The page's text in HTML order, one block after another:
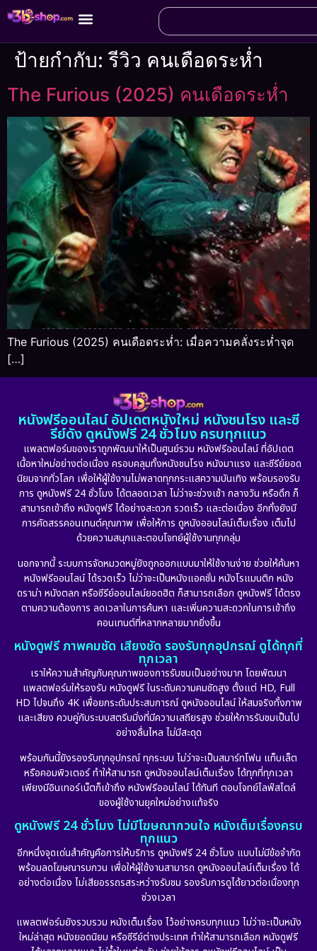
ป้ายกำกับ:รีวิว คนเดือดระห่ำ
The Furious (2025) คนเดือดระห่ำ
The Furious (2025) คนเดือดระห่ำ: เมื่อความคลั่งระห่ำจุด
[…]
หนังฟรีออนไลน์ อัปเดตหนังใหม่ หนังชนโรง และซี
รีย์ดัง ดูหนังฟรี 24 ชั่วโมง ครบทุกแนว
แพลตฟอร์มของเราถูกพัฒนาให้เป็นศูนย์รวม หนังฟรีออนไลน์ ที่อัปเดต
เนื้อหาใหม่อย่างต่อเนื่อง ครอบคลุมทั้งหนังชนโรง หนังมาแรง และซีรีย์ยอด
นิยมจากทั่วโลก เพื่อให้ผู้ใช้งานไม่พลาดทุกกระแสความบันเทิง พร้อมรองรับ
การ ดูหนังฟรี 24 ชั่วโมง ได้ตลอดเวลา ไม่ว่าจะช่วงเช้า กลางวัน หรือดึก ก็
สามารถเข้าถึง หนังดูฟรี ได้อย่างสะดวก รวดเร็ว และต่อเนื่อง อีกทั้งยังมี
การคัดสรรคอนเทนต์คุณภาพ เพื่อให้การ ดูหนังออนไลน์เต็มเรื่อง เต็มไป
ด้วยความสนุกและตอบโจทย์ผู้ใช้งานทุกกลุ่ม
นอกจากนี้ ระบบการจัดหมวดหมู่ยังถูกออกแบบมาให้ใช้งานง่าย ช่วยให้ค้นหา
หนังฟรีออนไลน์ ได้รวดเร็ว ไม่ว่าจะเป็นหนังแอคชั่น หนังโรแมนติก หนัง
ดราม่า หนังตลก หรือซีรีย์ออนไลน์ยอดฮิต ก็สามารถเลือก ดูหนังฟรี ได้ตรง
ตามความต้องการ ลดเวลาในการค้นหา และเพิ่มความสะดวกในการเข้าถึง
คอนเทนต์ที่หลากหลายมากยิ่งขึ้น
หนังดูฟรี ภาพคมชัด เสียงชัด รองรับทุกอุปกรณ์ ดูได้ทุกที่
ทุกเวลา
เราให้ความสำคัญกับคุณภาพของการรับชมเป็นอย่างมาก โดยพัฒนา
แพลตฟอร์มให้รองรับ หนังดูฟรี ในระดับความคมชัดสูง ตั้งแต่ HD, Full
HD ไปจนถึง 4K เพื่อยกระดับประสบการณ์ ดูหนังออนไลน์ ให้สมจริงทั้งภาพ
และเสียง ควบคู่กับระบบสตรีมมิ่งที่มีความเสถียรสูง ช่วยให้การรับชมเป็นไป
อย่างลื่นไหล ไม่มีสะดุด
พร้อมกันนี้ยังรองรับทุกอุปกรณ์ ทุกระบบ ไม่ว่าจะเป็นสมาร์ทโฟน แท็บเล็ต
หรือคอมพิวเตอร์ ทำให้สามารถ ดูหนังออนไลน์เต็มเรื่อง ได้ทุกที่ทุกเวลา
เพียงมีอินเทอร์เน็ตก็เข้าถึง หนังฟรีออนไลน์ ได้ทันที ตอบโจทย์ไลฟ์สไตล์
ของผู้ใช้งานยุคใหม่อย่างแท้จริง
ดูหนังฟรี 24 ชั่วโมง ไม่มีโฆษณากวนใจ หนังเต็มเรื่องครบ
ทุกแนว
อีกหนึ่งจุดเด่นสำคัญคือการให้บริการ ดูหนังฟรี 24 ชั่วโมง แบบไม่มีข้อจำกัด
พร้อมลดโฆษณารบกวน เพื่อให้ผู้ใช้งานสามารถ ดูหนังออนไลน์เต็มเรื่อง ได้
อย่างต่อเนื่อง ไม่เสียอรรถรสระหว่างรับชม รองรับการดูได้ยาวต่อเนื่องทุก
ช่วงเวลา
แพลตฟอร์มยังรวบรวม หนังเต็มเรื่อง ไว้อย่างครบทุกแนว ไม่ว่าจะเป็นหนัง
ใหม่ล่าสุด หนังยอดนิยม หรือซีรีย์ต่างประเทศ ทำให้สามารถเลือก หนังดูฟรี